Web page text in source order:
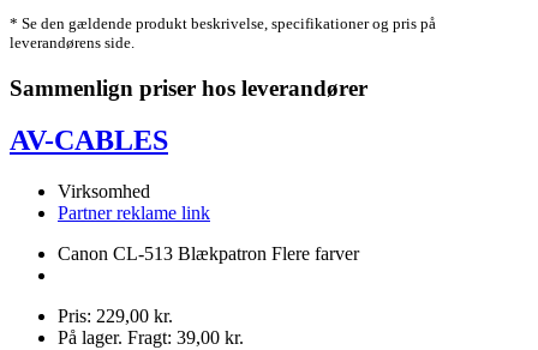
* Se den gældende produkt beskrivelse, specifikationer og pris på
leverandørens side.
Sammenlign priser hos leverandører
AV-CABLES
Virksomhed
Partner reklame link
Canon CL-513 Blækpatron Flere farver
Pris: 229,00 kr.
På lager. Fragt: 39,00 kr.